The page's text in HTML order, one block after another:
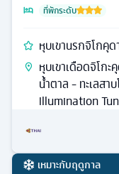
ที่พักระดับ
หุบเขานรกจิโกคุด
หุบเขาเดือดจิโก
น้ำตาล - ทะเลสา
Illumination
เหมาะกับฤดูกาล